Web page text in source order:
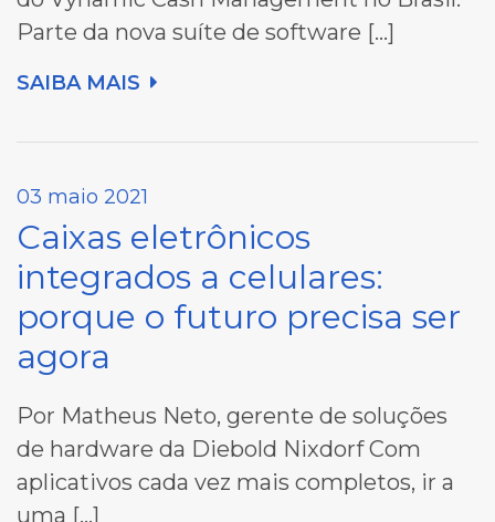
Parte da nova suíte de software […]
SAIBA MAIS
03 maio 2021
Caixas eletrônicos
integrados a celulares:
porque o futuro precisa ser
agora
Por Matheus Neto, gerente de soluções
de hardware da Diebold Nixdorf Com
aplicativos cada vez mais completos, ir a
uma […]